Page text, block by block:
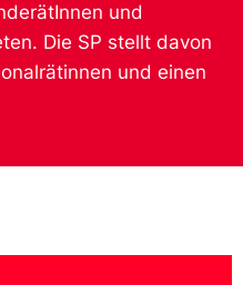
und
Die SP stellt davon
und einen